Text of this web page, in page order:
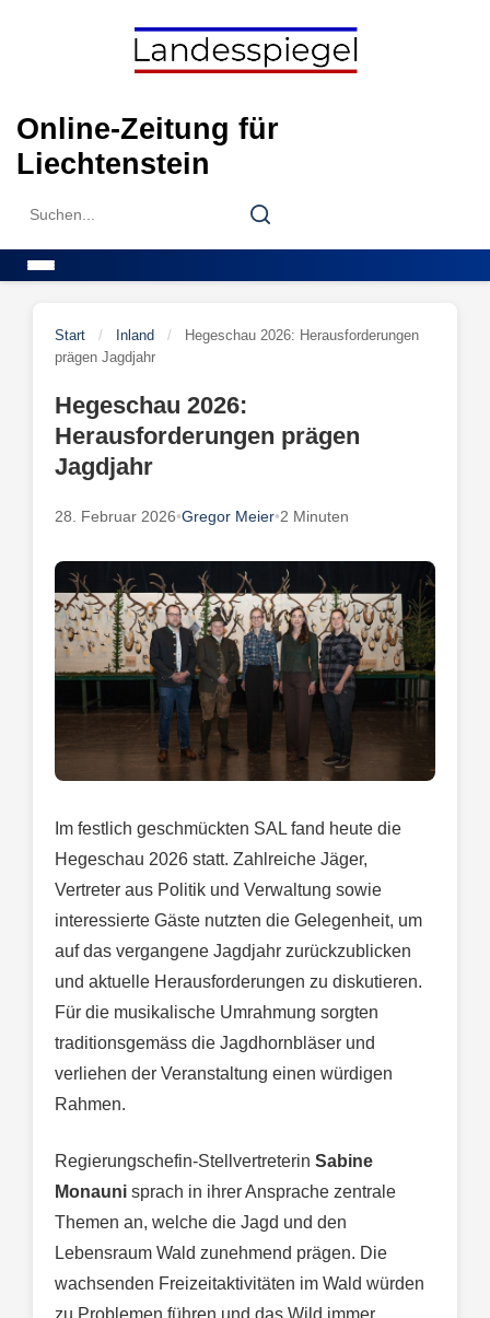
Online-Zeitung für
Liechtenstein
Search
Search
Start / Inland /
Hegeschau 2026: Herausforderungen
prägen Jagdjahr
Hegeschau 2026:
Herausforderungen prägen
Jagdjahr
28. Februar 2026•Gregor Meier•2 Minuten
Im festlich geschmückten SAL fand heute die
Hegeschau 2026 statt. Zahlreiche Jäger,
Vertreter aus Politik und Verwaltung sowie
interessierte Gäste nutzten die Gelegenheit, um
auf das vergangene Jagdjahr zurückzublicken
und aktuelle Herausforderungen zu diskutieren.
Für die musikalische Umrahmung sorgten
traditionsgemäss die Jagdhornbläser und
verliehen der Veranstaltung einen würdigen
Rahmen.
Regierungschefin-Stellvertreterin Sabine
Monauni sprach in ihrer Ansprache zentrale
Themen an, welche die Jagd und den
Lebensraum Wald zunehmend prägen. Die
wachsenden Freizeitaktivitäten im Wald würden
zu Problemen führen und das Wild immer